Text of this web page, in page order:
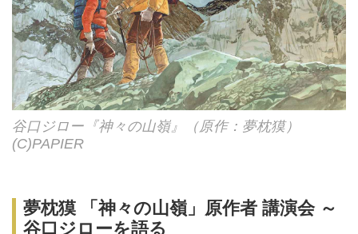
谷口ジロー『神々の山嶺』（原作：夢枕獏）
(C)PAPIER
夢枕獏 「神々の山嶺」原作者 講演会 ～
谷口ジローを語る